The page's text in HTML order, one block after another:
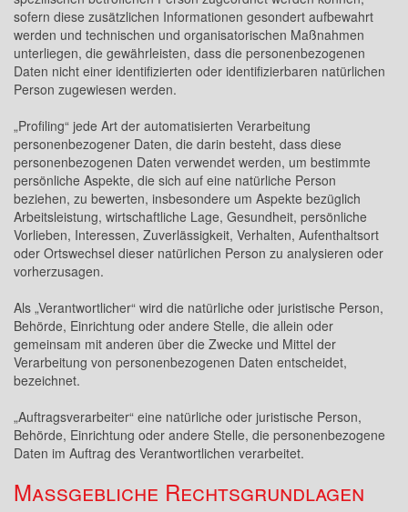
sofern diese zusätzlichen Informationen gesondert aufbewahrt
werden und technischen und organisatorischen Maßnahmen
unterliegen, die gewährleisten, dass die personenbezogenen
Daten nicht einer identifizierten oder identifizierbaren natürlichen
Person zugewiesen werden.
„Profiling“ jede Art der automatisierten Verarbeitung
personenbezogener Daten, die darin besteht, dass diese
personenbezogenen Daten verwendet werden, um bestimmte
persönliche Aspekte, die sich auf eine natürliche Person
beziehen, zu bewerten, insbesondere um Aspekte bezüglich
Arbeitsleistung, wirtschaftliche Lage, Gesundheit, persönliche
Vorlieben, Interessen, Zuverlässigkeit, Verhalten, Aufenthaltsort
oder Ortswechsel dieser natürlichen Person zu analysieren oder
vorherzusagen.
Als „Verantwortlicher“ wird die natürliche oder juristische Person,
Behörde, Einrichtung oder andere Stelle, die allein oder
gemeinsam mit anderen über die Zwecke und Mittel der
Verarbeitung von personenbezogenen Daten entscheidet,
bezeichnet.
„Auftragsverarbeiter“ eine natürliche oder juristische Person,
Behörde, Einrichtung oder andere Stelle, die personenbezogene
Daten im Auftrag des Verantwortlichen verarbeitet.
Maßgebliche Rechtsgrundlagen